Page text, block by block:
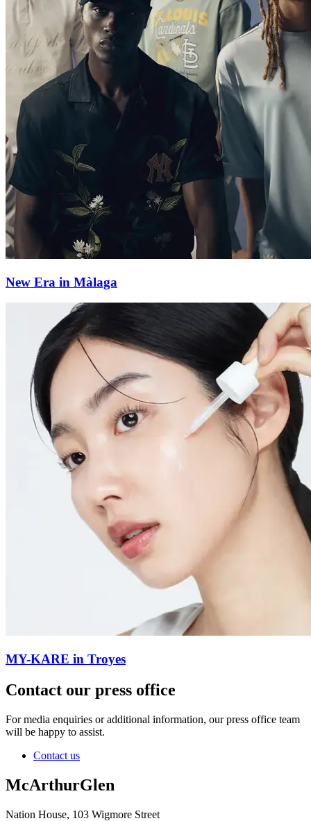
New Era in Màlaga
MY-KARE in Troyes
Contact our press office
For media enquiries or additional information, our press office team
will be happy to assist.
Contact us
McArthurGlen
Nation House, 103 Wigmore Street